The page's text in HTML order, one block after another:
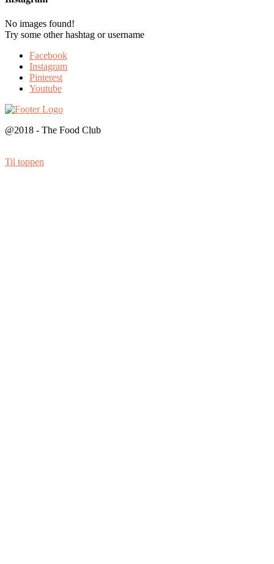
No images found!
Try some other hashtag or username
Facebook
Instagram
Pinterest
Youtube
@2018 - The Food Club
Til toppen